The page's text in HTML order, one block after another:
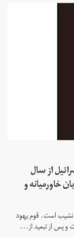
از سال
خاورمیانه و
و نشیب است. قوم یهود
و پس از تبعید از...